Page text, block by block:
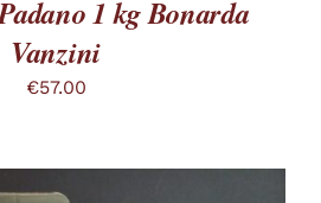
1 kg Bonarda
Vanzini
€57.00